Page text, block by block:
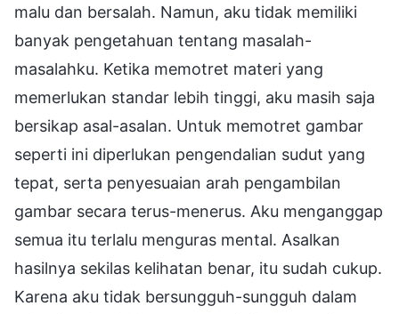
malu dan bersalah. Namun, aku tidak memiliki
banyak pengetahuan tentang masalah-
masalahku. Ketika memotret materi yang
memerlukan standar lebih tinggi, aku masih saja
bersikap asal-asalan. Untuk memotret gambar
seperti ini diperlukan pengendalian sudut yang
tepat, serta penyesuaian arah pengambilan
gambar secara terus-menerus. Aku menganggap
semua itu terlalu menguras mental. Asalkan
hasilnya sekilas kelihatan benar, itu sudah cukup.
Karena aku tidak bersungguh-sungguh dalam